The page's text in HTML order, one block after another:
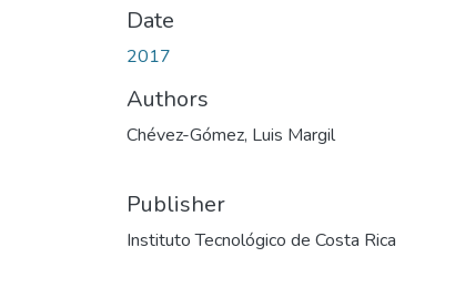
Date
2017
Authors
Chévez-Gómez, Luis Margil
Publisher
Instituto Tecnológico de Costa Rica